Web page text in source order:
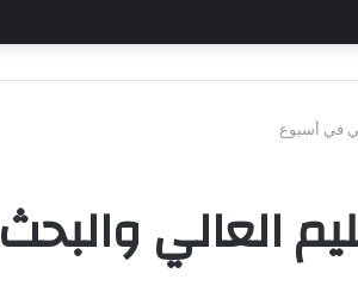
في أسبوع
العالي والبحث